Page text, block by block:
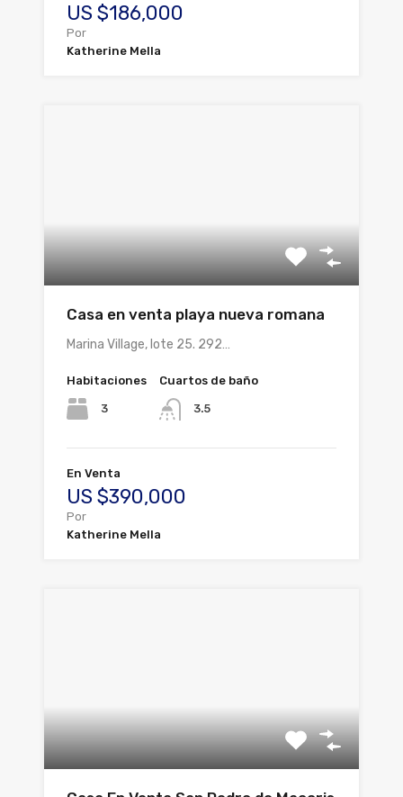
US $186,000
Por
Katherine Mella
Casa en venta playa nueva romana
Marina Village, lote 25. 292…
Habitaciones
3
Cuartos de baño
3.5
En Venta
US $390,000
Por
Katherine Mella